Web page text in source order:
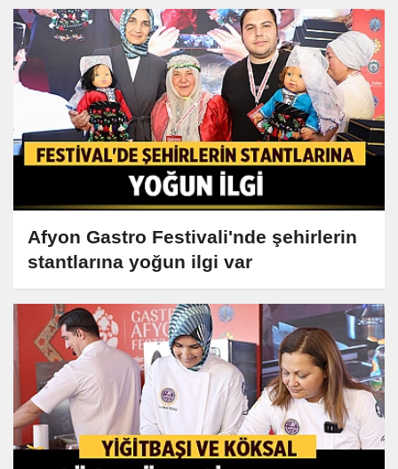
Afyon Gastro Festivali'nde şehirlerin
stantlarına yoğun ilgi var